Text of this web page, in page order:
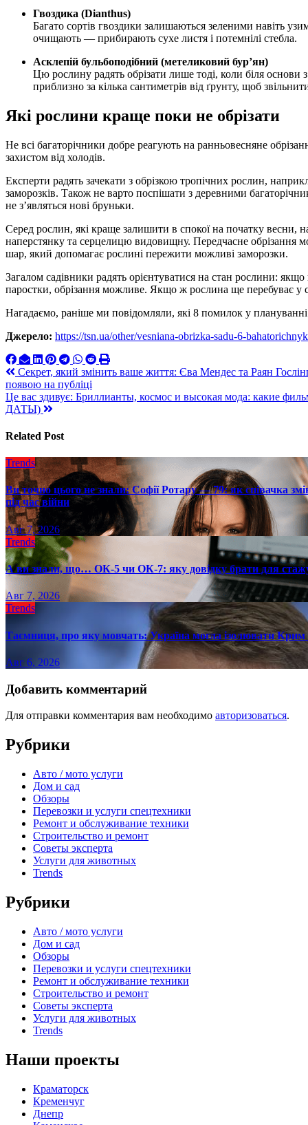
Гвоздика (Dianthus)
Багато сортів гвоздики залишаються зеленими навіть
очищають — прибирають сухе листя і потемнілі стебла.
Асклепій бульбоподібний (метеликовий бур’ян)
Цю рослину радять обрізати лише тоді, коли біля основи
приблизно за кілька сантиметрів від ґрунту, щоб
Які рослини краще поки не обрізати
Не всі багаторічники добре реагують на ранньовесняне
захистом від холодів.
Експерти радять зачекати з обрізкою тропічних рослин,
заморозків. Також не варто поспішати з деревними
не з’являться нові бруньки.
Серед рослин, які краще залишити в спокої на початку весни,
наперстянку та серцелицю видовищну. Передчасне обрізання
шар, який допомагає рослині пережити можливі заморозки.
Загалом садівники радять орієнтуватися на стан рослини:
паростки, обрізання можливе. Якщо ж рослина ще перебуває у
Нагадаємо, раніше ми повідомляли, які 8 помилок у
Джерело: https://tsn.ua/other/vesniana-obrizka-sadu-6-
Навигация
по
записям
Секрет, який змінить ваше життя: Єва Мендес та Раян
появою на публіці
Це вас здивує: Бриллианты, космос и высокая мода: какие
ДАТЫ)
Related Post
Trends
Ви точно цього не знали: Софії Ротару — 79: як співачка
під час війни
Авг 7, 2026
Trends
А ви знали, що… ОК-5 чи ОК-7: яку довідку брати для
Авг 7, 2026
Trends
Таємниця, про яку мовчать: Україна могла ізолювати
Авг 6, 2026
Добавить комментарий
Для отправки комментария вам необходимо авторизоваться.
Рубрики
Авто / мото услуги
Дом и сад
Обзоры
Перевозки и услуги спецтехники
Ремонт и обслуживание техники
Строительство и ремонт
Советы эксперта
Услуги для животных
Trends
Рубрики
Авто / мото услуги
Дом и сад
Обзоры
Перевозки и услуги спецтехники
Ремонт и обслуживание техники
Строительство и ремонт
Советы эксперта
Услуги для животных
Trends
Наши проекты
Краматорск
Кременчуг
Днепр